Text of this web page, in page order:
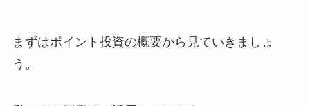
まずはポイント投資の概要から見ていきましょ
う。